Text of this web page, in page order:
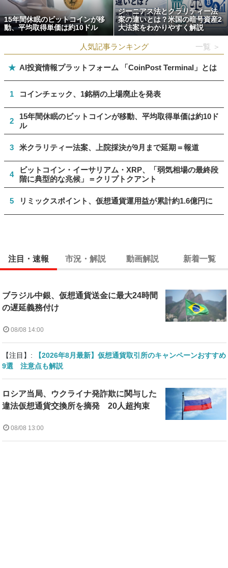
15年間休眠のビットコインが移
動、平均取得単価は約10ドル
ジーニアス法とクラリティー法
案の違いとは？米国の暗号資産2
大法案をわかりやすく解説
人気記事ランキング 一覧 ＞
★ AI投資情報プラットフォーム 「CoinPost Terminal」とは
1 コインチェック、1銘柄の上場廃止を発表
2
15年間休眠のビットコインが移動、平均取得単価は約10ド
ル
3 米クラリティー法案、上院採決が9月まで延期＝報道
4
ビットコイン・イーサリアム・XRP、「弱気相場の最終段
階に典型的な兆候」＝クリプトクアント
5 リミックスポイント、仮想通貨運用益が累計約1.6億円に
注目・速報 市況・解説 動画解説 新着一覧
ブラジル中銀、仮想通貨送金に最大24時間
の遅延義務付け
08/08 14:00
【注目】:
【2026年8月最新】仮想通貨取引所のキャンペーンおすすめ
9選 注意点も解説
ロシア当局、ウクライナ発詐欺に関与した
違法仮想通貨交換所を摘発 20人超拘束
08/08 13:00